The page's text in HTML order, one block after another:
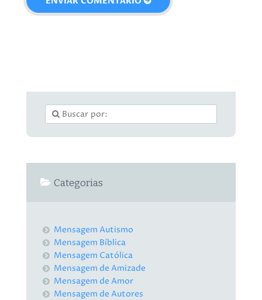
Categorias
Mensagem Autismo
Mensagem Bíblica
Mensagem Católica
Mensagem de Amizade
Mensagem de Amor
Mensagem de Autores